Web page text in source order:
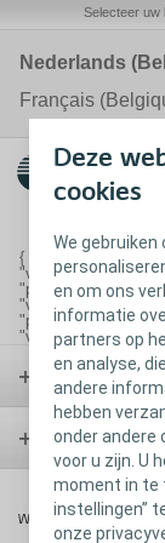
Deze
cookies
We
en om ons
informatie
partners op
en analyse,
andere
hebben
onder andere
voor u zijn. U
moment in te
instellingen”
onze
Selecteer uw
Nederlands
Français
{ "type": "flow",
"verticalPages": [ ]
"pageId": 202961,
"verticalPages": [ ]
"pageId": 202966,
"verticalPages": [ ]
Stoma
Blaas
Wond